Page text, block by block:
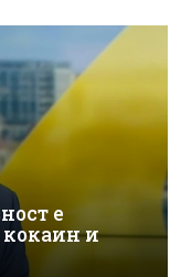
е
кокаин и